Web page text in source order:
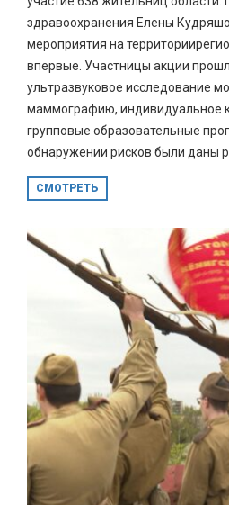
здравоохранения Елены
мероприятия на
впервые. Участницы акции
ультразвуковое исследование
маммографию, индивидуальное
групповые образовательные
обнаружении рисков были даны
СМОТРЕТЬ